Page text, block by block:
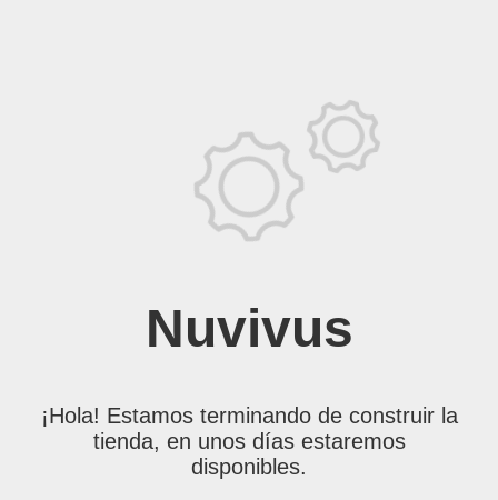
Nuvivus
¡Hola! Estamos terminando de construir la
tienda, en unos días estaremos
disponibles.